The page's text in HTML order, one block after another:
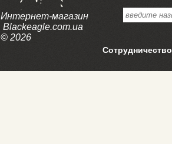
Интернет-магазин
Blackeagle.com.ua
© 2026
Сотрудничество